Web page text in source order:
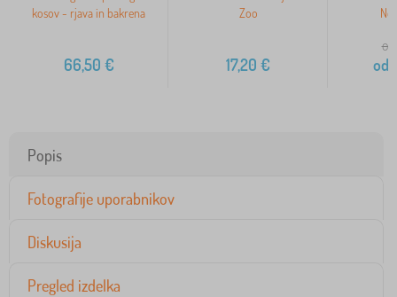
kosov - rjava in bakrena
66,50 €
Zoo
17,20 €
od
od
Popis
Fotografije uporabnikov
Diskusija
Pregled izdelka